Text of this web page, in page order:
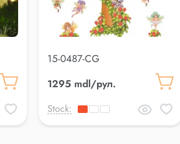
15-0487-CG
1295 mdl/рул.
Stock: